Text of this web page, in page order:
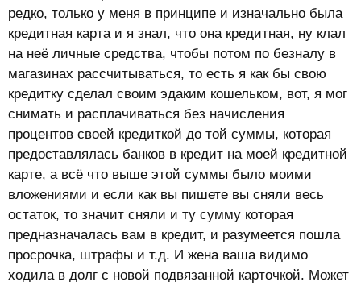
редко, только у меня в принципе и изначально была
кредитная карта и я знал, что она кредитная, ну клал
на неё личные средства, чтобы потом по безналу в
магазинах рассчитываться, то есть я как бы свою
кредитку сделал своим эдаким кошельком, вот, я мог
снимать и расплачиваться без начисления
процентов своей кредиткой до той суммы, которая
предоставлялась банков в кредит на моей кредитной
карте, а всё что выше этой суммы было моими
вложениями и если как вы пишете вы сняли весь
остаток, то значит сняли и ту сумму которая
предназначалась вам в кредит, и разумеется пошла
просрочка, штрафы и т.д. И жена ваша видимо
ходила в долг с новой подвязанной карточкой. Может